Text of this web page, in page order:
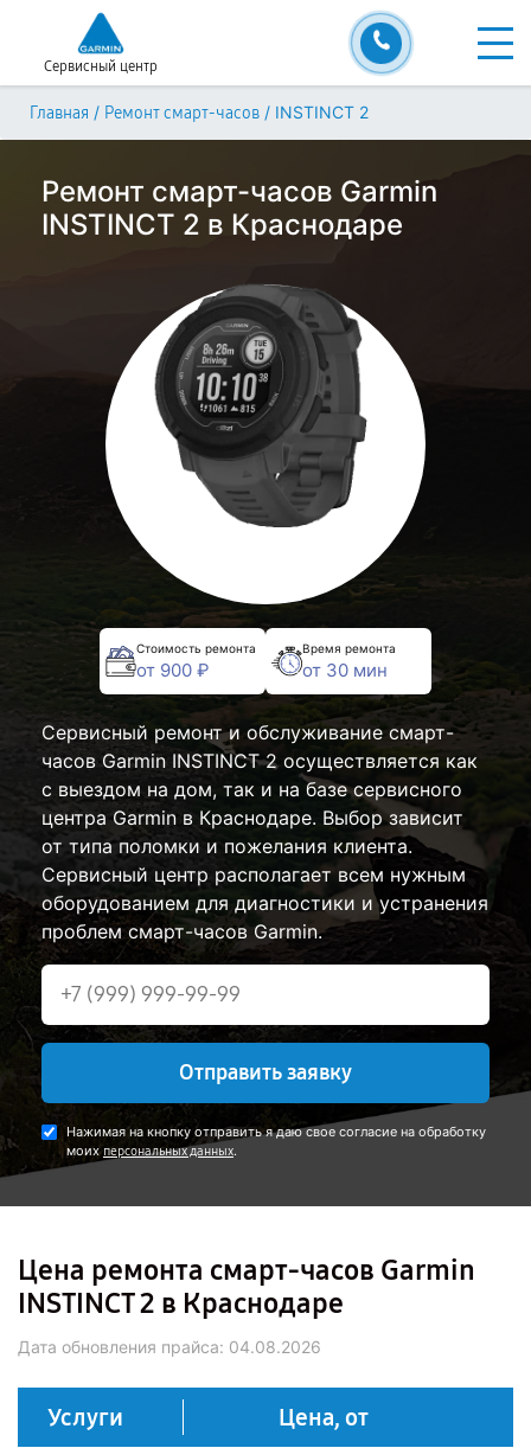
Сервисный центр
Главная / Ремонт смарт-часов / INSTINCT 2
Ремонт смарт-часов Garmin
INSTINCT 2 в Краснодаре
Стоимость ремонта
от 900 ₽
Время ремонта
от 30 мин
Сервисный ремонт и обслуживание смарт-
часов Garmin INSTINCT 2 осуществляется как
с выездом на дом, так и на базе сервисного
центра Garmin в Краснодаре. Выбор зависит
от типа поломки и пожелания клиента.
Сервисный центр располагает всем нужным
оборудованием для диагностики и устранения
проблем смарт-часов Garmin.
Отправить заявку
Нажимая на кнопку отправить я даю свое согласие на обработку
моих персональных данных.
Цена ремонта смарт-часов Garmin
INSTINCT 2 в Краснодаре
Дата обновления прайса: 04.08.2026
Услуги Цена, от